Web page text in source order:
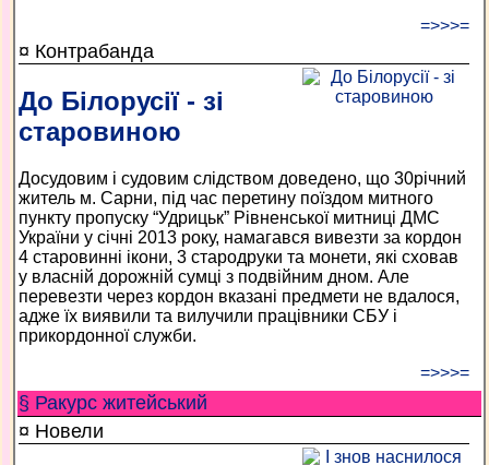
=>>>=
¤ Контрабанда
До Білорусії - зі
старовиною
Досудовим і судовим слідством доведено, що 30­річний
житель м. Сарни, під час перетину поїздом митного
пункту пропуску “Удрицьк” Рівненської митниці ДМС
України у січні 2013 року, намагався вивезти за кордон
4 старовинні ікони, 3 стародруки та монети, які сховав
у власній дорожній сумці з подвійним дном. Але
перевезти через кордон вказані предмети не вдалося,
адже їх виявили та вилучили працівники СБУ і
прикордонної служби.
=>>>=
§ Ракурс житейський
¤ Новели